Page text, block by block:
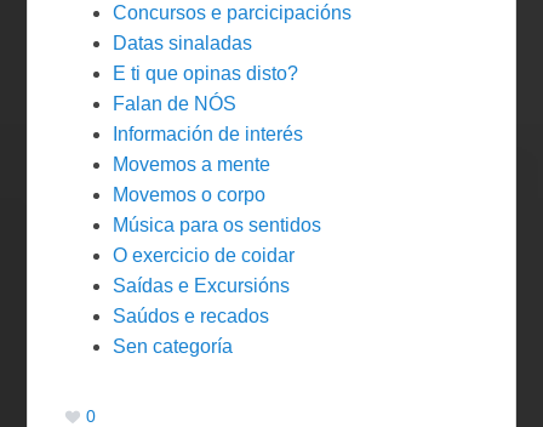
Concursos e parcicipacións
Datas sinaladas
E ti que opinas disto?
Falan de NÓS
Información de interés
Movemos a mente
Movemos o corpo
Música para os sentidos
O exercicio de coidar
Saídas e Excursións
Saúdos e recados
Sen categoría
0